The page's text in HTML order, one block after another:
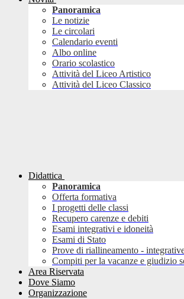
Panoramica
Le notizie
Le circolari
Calendario eventi
Albo online
Orario scolastico
Attività del Liceo Artistico
Attività del Liceo Classico
Didattica
Panoramica
Offerta formativa
I progetti delle classi
Recupero carenze e debiti
Esami integrativi e idoneità
Esami di Stato
Prove di riallineamento -
Compiti per la vacanze e giudizio
Area Riservata
Dove Siamo
Organizzazione